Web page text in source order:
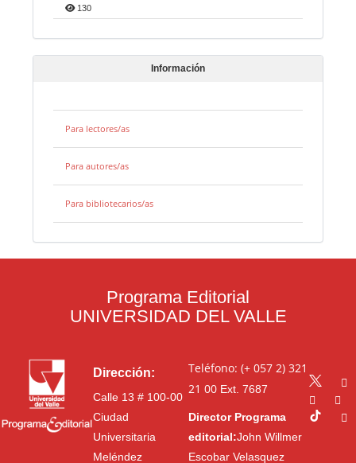
130
Información
Para lectores/as
Para autores/as
Para bibliotecarios/as
Programa Editorial
UNIVERSIDAD DEL VALLE
Dirección:
Calle 13 # 100-00
Ciudad
Universitaria
Meléndez
Teléfono: (+ 057 2) 321
21 00Ext. 7687
Director Programa
editorial:John Willmer
Escobar Velasquez